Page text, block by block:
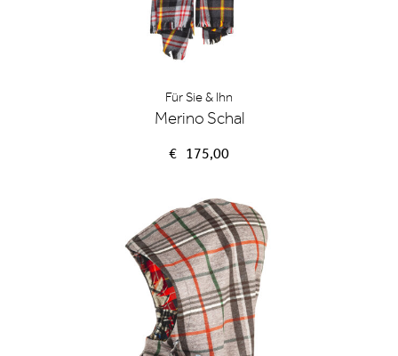
Für Sie & Ihn
Merino Schal
€ 175,00